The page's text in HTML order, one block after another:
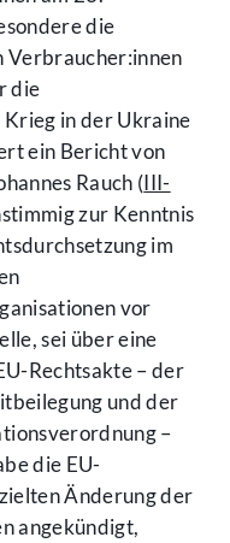
die
Verbraucher:innen
die
in der Ukraine
ein Bericht von
Rauch (III-
zur Kenntnis
im
vor
sei über eine
Rechtsakte – der
und der
–
die EU-
Änderung der
angekündigt,